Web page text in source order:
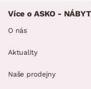
Více o ASKO -
O nás
Aktuality
Naše prodejny